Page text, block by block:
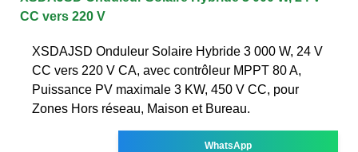
CC vers 220 V
XSDAJSD Onduleur Solaire Hybride 3 000 W, 24 V
CC vers 220 V CA, avec contrôleur MPPT 80 A,
Puissance PV maximale 3 KW, 450 V CC, pour
Zones Hors réseau, Maison et Bureau.
WhatsApp